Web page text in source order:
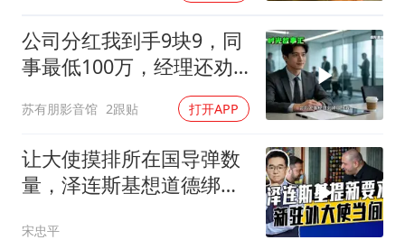
公司分红我到手9块9，同
事最低100万，经理还劝
我续签，我笑了：不签了
苏有朋影音馆 2跟贴 打开APP
让大使摸排所在国导弹数
量，泽连斯基想道德绑架
宋忠平